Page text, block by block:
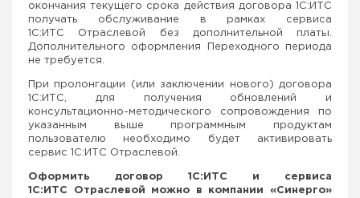
окончания текущего срока действия договора 1С:ИТС
получать обслуживание в рамках сервиса
1С:ИТС Отраслевой без дополнительной платы.
Дополнительного оформления Переходного периода
не требуется.
При пролонгации (или заключении нового) договора
1С:ИТС, для получения обновлений и
консультационно-методического сопровождения по
указанным выше программным продуктам
пользователю необходимо будет активировать
сервис 1С:ИТС Отраслевой.
Оформить договор 1С:ИТС и сервиса
1С:ИТС Отраслевой можно в компании «Синерго»